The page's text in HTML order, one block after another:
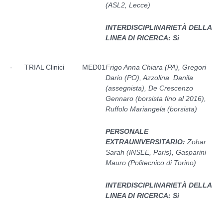
(ASL2, Lecce)
INTERDISCIPLINARIETÀ DELLA
LINEA DI RICERCA: Si
- TRIAL Clinici MED01Frigo Anna Chiara (PA), Gregori
Dario (PO), Azzolina Danila
(assegnista), De Crescenzo
Gennaro (borsista fino al 2016),
Ruffolo Mariangela (borsista)
PERSONALE
EXTRAUNIVERSITARIO: Zohar
Sarah (INSEE, Paris), Gasparini
Mauro (Politecnico di Torino)
INTERDISCIPLINARIETÀ DELLA
LINEA DI RICERCA: Si